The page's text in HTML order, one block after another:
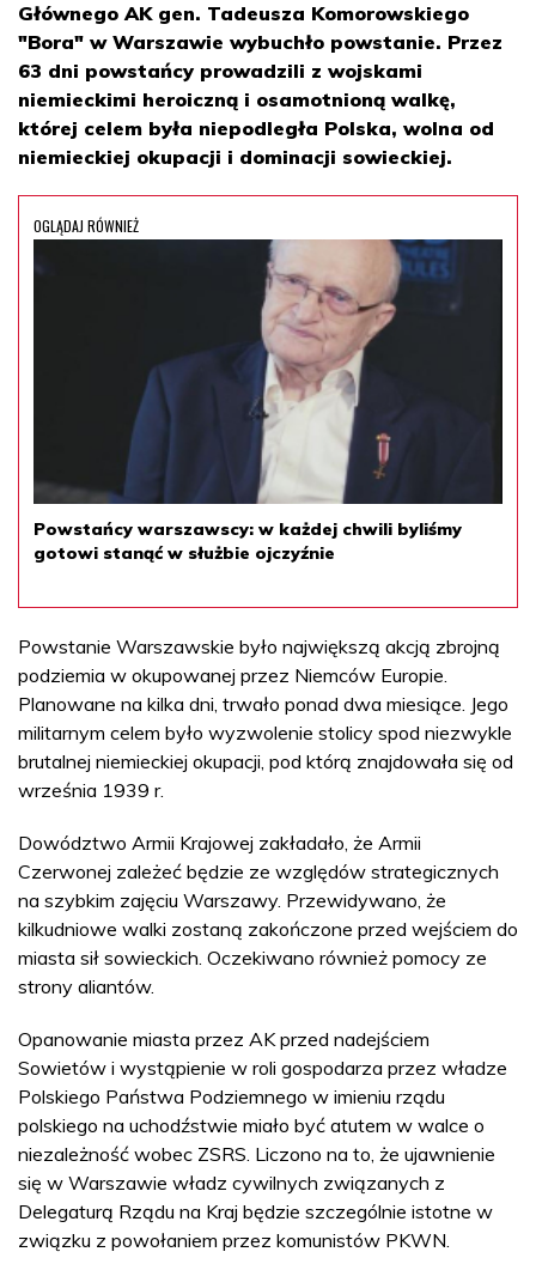
Głównego AK gen. Tadeusza Komorowskiego
"Bora" w Warszawie wybuchło powstanie. Przez
63 dni powstańcy prowadzili z wojskami
niemieckimi heroiczną i osamotnioną walkę,
której celem była niepodległa Polska, wolna od
niemieckiej okupacji i dominacji sowieckiej.
OGLĄDAJ RÓWNIEŻ
Powstańcy warszawscy: w każdej chwili byliśmy
gotowi stanąć w służbie ojczyźnie
Powstanie Warszawskie było największą akcją zbrojną
podziemia w okupowanej przez Niemców Europie.
Planowane na kilka dni, trwało ponad dwa miesiące. Jego
militarnym celem było wyzwolenie stolicy spod niezwykle
brutalnej niemieckiej okupacji, pod którą znajdowała się od
września 1939 r.
Dowództwo Armii Krajowej zakładało, że Armii
Czerwonej zależeć będzie ze względów strategicznych
na szybkim zajęciu Warszawy. Przewidywano, że
kilkudniowe walki zostaną zakończone przed wejściem do
miasta sił sowieckich. Oczekiwano również pomocy ze
strony aliantów.
Opanowanie miasta przez AK przed nadejściem
Sowietów i wystąpienie w roli gospodarza przez władze
Polskiego Państwa Podziemnego w imieniu rządu
polskiego na uchodźstwie miało być atutem w walce o
niezależność wobec ZSRS. Liczono na to, że ujawnienie
się w Warszawie władz cywilnych związanych z
Delegaturą Rządu na Kraj będzie szczególnie istotne w
związku z powołaniem przez komunistów PKWN.